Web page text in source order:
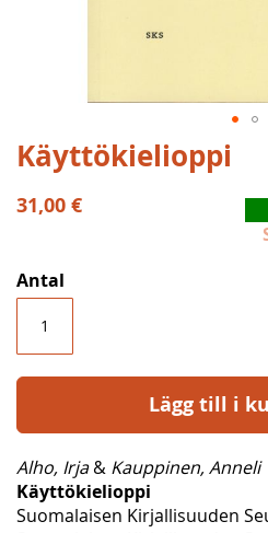
Hoppa
till
början
av
Käyttökielioppi
31,00 €
Antal
Lägg till i
Alho, Irja& Kauppinen, Anneli
Käyttökielioppi
Suomalaisen Kirjallisuuden